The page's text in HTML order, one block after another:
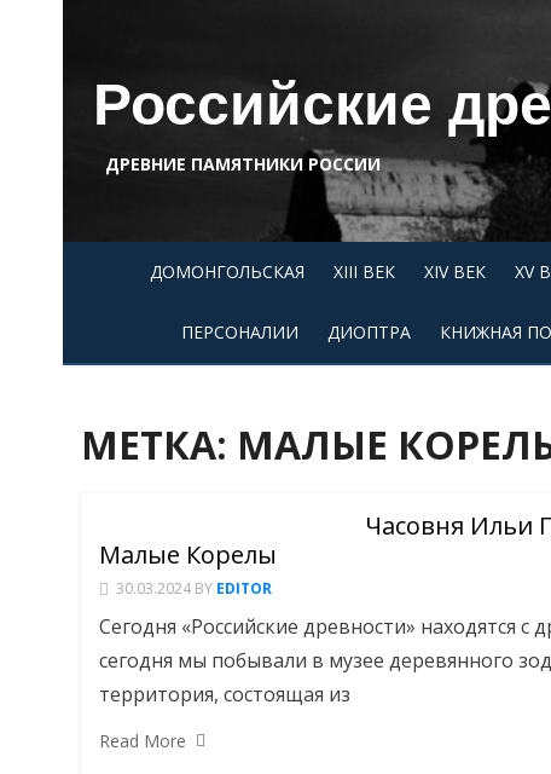
content
Российские
ДРЕВНИЕ ПАМЯТНИКИ РОССИИ
ДОМОНГОЛЬСКАЯ XIII ВЕК XIV ВЕК XV
ПЕРСОНАЛИИ ДИОПТРА КНИЖНАЯ
МЕТКА: МАЛЫЕ
Часовня Ильи
Малые Корелы
30.03.2024 BY EDITOR
Сегодня «Российские древности» находятся
сегодня мы побывали в музее деревянного
территория, состоящая из
Read More